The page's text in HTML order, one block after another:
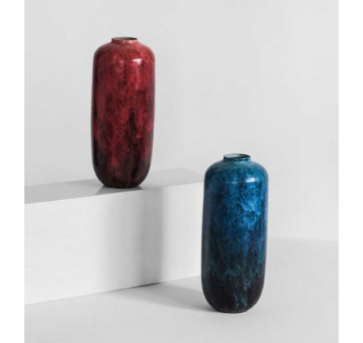
IN DEN WARENKORB
/
DETAILS